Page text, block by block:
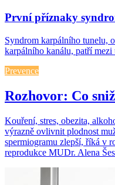
První příznaky
Syndrom karpálního tunelu,
karpálního kanálu, patří mezi
Prevence
Rozhovor: Co
Kouření, stres, obezita,
výrazně ovlivnit plodnost
spermiogramu zlepší, říká v
reprodukce MUDr. Alena